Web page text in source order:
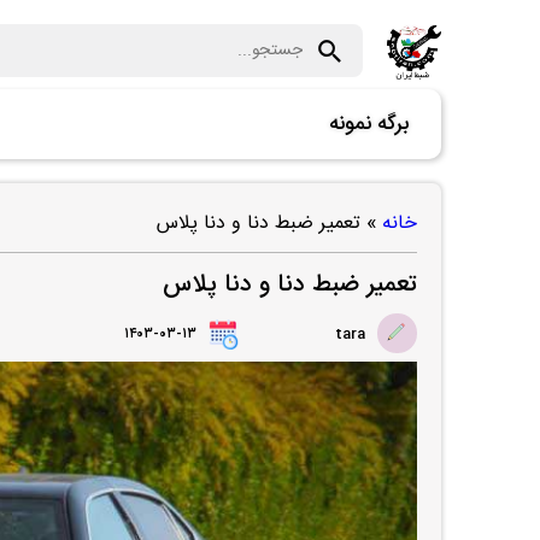
برگه نمونه
خانه » تعمیر ضبط دنا و دنا پلاس
تعمیر ضبط دنا و دنا پلاس
tara ۱۴۰۳-۰۳-۱۳